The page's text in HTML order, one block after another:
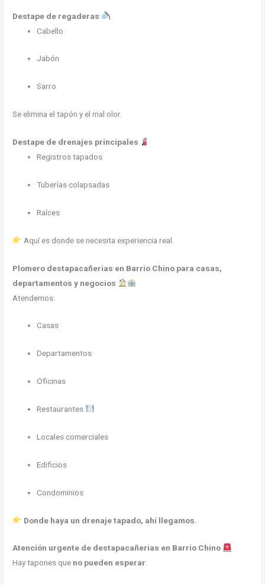
Destape de regaderas
Cabello
Jabón
Sarro
Se elimina el tapón y el mal olor.
Destape de drenajes principales
Registros tapados
Tuberías colapsadas
Raíces
Aquí es donde se necesita experiencia real.
Plomero destapacañerias en Barrio Chino para casas,
departamentos y negocios
Atendemos:
Casas
Departamentos
Oficinas
Restaurantes
Locales comerciales
Edificios
Condominios
Donde haya un drenaje tapado, ahí llegamos.
Atención urgente de destapacañerias en Barrio Chino
Hay tapones que no pueden esperar: